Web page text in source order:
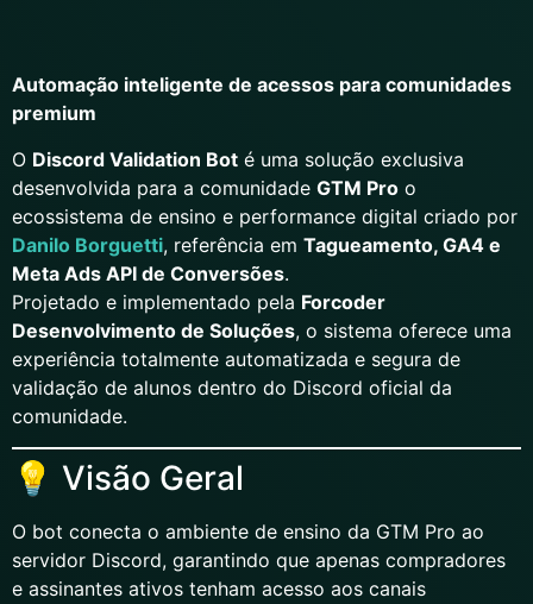
Automação inteligente de acessos para comunidades
premium
O Discord Validation Bot é uma solução exclusiva
desenvolvida para a comunidade GTM Pro o
ecossistema de ensino e performance digital criado por
Danilo Borguetti, referência em Tagueamento, GA4 e
Meta Ads API de Conversões.
Projetado e implementado pela Forcoder
Desenvolvimento de Soluções, o sistema oferece uma
experiência totalmente automatizada e segura de
validação de alunos dentro do Discord oficial da
comunidade.
💡 Visão Geral
O bot conecta o ambiente de ensino da GTM Pro ao
servidor Discord, garantindo que apenas compradores
e assinantes ativos tenham acesso aos canais